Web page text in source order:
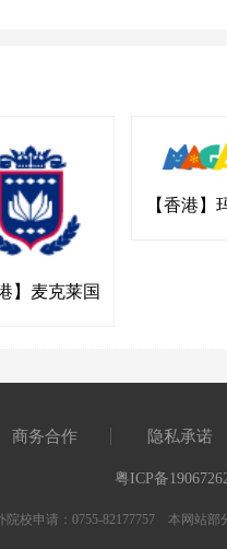
】麦克莱国
【香港】
商务合作 隐私承诺
粤ICP备
院校申请：0755-82177757 本网站